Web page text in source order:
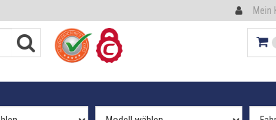
Mein